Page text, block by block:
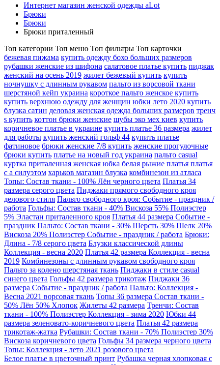
Интернет магазин женской одежды aLot
Брюки
Брюки
Брюки приталенный
Топ категории Топ меню Топ фильтры Топ карточки
бежевая пижама купить одежду бохо больших размеров
рубашки женские из шифона салатовое платье купить пиджак
женский на осень 2019 жилет бежевый купить купить
ночнушку с длинным рукавом пальто из ворсовой ткани
шерстяной кейп украина короткое пальто женское купить
купить верхнюю одежду для женщин юбки лето 2020 купить
блузка сатин деловая женская одежда больших размеров тренч
s купить коттон брюки женские шубы эко мех киев купить
коричневое платье в украине купить платье 36 размера жилет
для работы купить женский гольф 44 купить платье
фатиновое брюки женские 7/8 купить женские прогулочные
брюки купить платье на новый год украина пальто casual
куртка приталенная женская юбка белая рыжие платья платья
с а силуэтом харьков магазин блузка комбинезон из атласа
Топы: Состав ткани - 100% Лён черного цвета Платья 34
размера серого цвета Пиджаки прямого свободного кроя
делового стиля Пальто свободного кроя: Событие - праздник /
работа Гольфы: Состав ткани - 40% Вискоза 55% Полиэстер
5% Эластан приталенного кроя Платья 44 размера Событие -
праздник Пальто: Состав ткани - 30% Шерсть 30% Шелк 20%
Вискоза 20% Полиэстер Событие - праздник / работа Брюки:
Длина - 7/8 серого цвета Блузки классической длины
Коллекция - весна 2020 Платья 42 размера Коллекция - весна
2019 Комбинезоны с длинным рукавом свободного кроя
Пальто за колено шерстяная ткань Пиджаки в стиле casual
синего цвета Гольфы 42 размера трикотаж Пиджаки 36
размера Событие - праздник / работа Пальто: Коллекция -
Весна 2021 ворсовая ткань Топы 36 размера Состав ткани -
50% Лён 50% Хлопок Жилеты 42 размера Тренчи: Состав
ткани - 100% Полиэстер Коллекция - зима 2020 Юбки 44
размера зеленовато-коричневого цвета Платья 42 размера
трикотаж-жатка Рубашки: Состав ткани - 70% Полиэстер 30%
Вискоза коричневого цвета Гольфы 34 размера черного цвета
Топы: Коллекция - лето 2021 розового цвета
Белое платье в цветочный принт Рубашка черная хлопковая с